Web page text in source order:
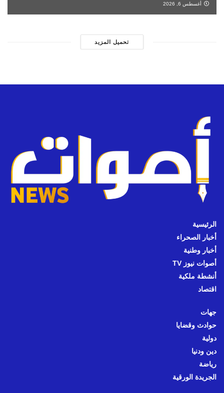
أغسطس 6, 2026
تحميل المزيد
الرئيسية
أخبار الصحراء
أخبار وطنية
أصوات نيوز TV
أنشطة ملكية
اقتصاد
جهات
حوادث وقضايا
دولية
دين ودنيا
رياضة
الجريدة الورقية